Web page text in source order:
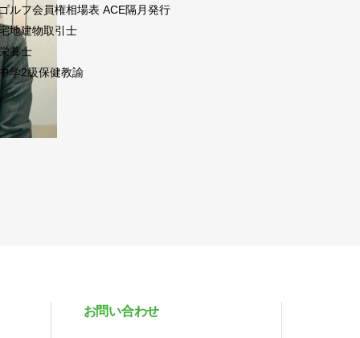
ルフ会員権相場表 ACE隔月発行
地建物取引士
養士
学2級保健教諭
お問い合わせ